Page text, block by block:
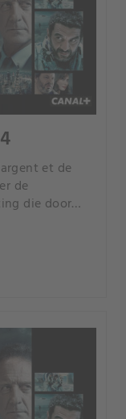
et de
de
die door